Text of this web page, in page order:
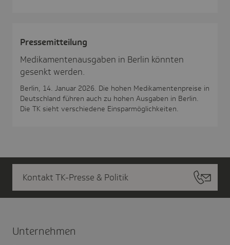
Pres­se­mit­tei­lung
Medikamentenausgaben in Berlin könnten
gesenkt werden.
Berlin, 14. Januar 2026. Die hohen Medikamentenpreise in
Deutschland führen auch zu hohen Ausgaben in Berlin.
Die TK sieht verschiedene Einsparmöglichkeiten.
Kontakt TK-Presse & Politik
Unter­nehmen